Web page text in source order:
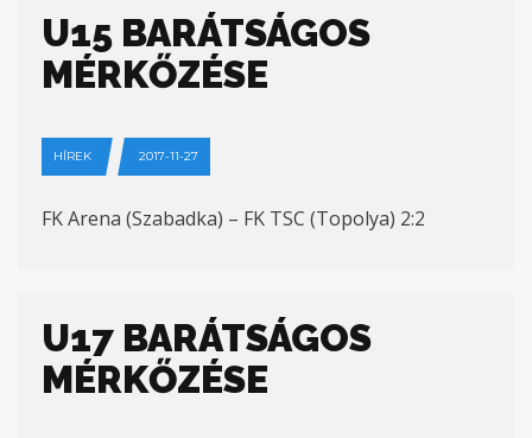
U15 BARÁTSÁGOS
MÉRKŐZÉSE
HÍREK 2017-11-27
FK Arena (Szabadka) – FK TSC (Topolya) 2:2
U17 BARÁTSÁGOS
MÉRKŐZÉSE